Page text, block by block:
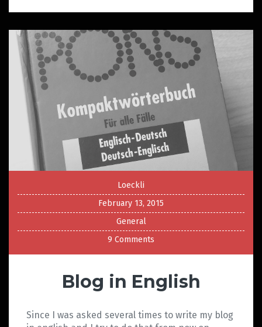
Loeckli
February 13, 2015
General
9 Comments
Blog in English
Since I was asked several times to write my blog